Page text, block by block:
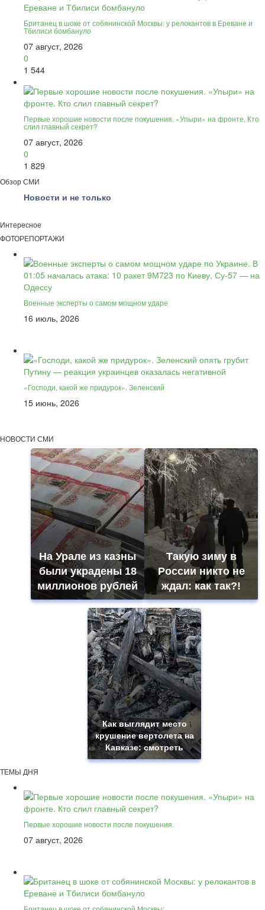
Британец в шоке от собянинской Москвы: у релокантов в Ереване и
Тбилиси бомбануло
07 август, 2026
0
1 544
Первые хорошие новости после покушения. «Упыри» на фронте. Кто
слил главный секрет?
07 август, 2026
0
1 829
Обзор СМИ
Новости и не только
Интересное
ФОТОРЕПОРТАЖИ
Военные эксперты о самом мощном ударе
16 июль, 2026
«Господи, какой же придурок». Зеленский
15 июнь, 2026
НОВОСТИ СМИ
На Урале из казны
были украдены 18
миллионов рублей
Такую зиму в
России никто не
ждал: как так?!
Как выглядит место
крушение вертолета на
Кавказе: смотреть
ТЕМЫ ДНЯ
Первые хорошие новости после покушения.
07 август, 2026